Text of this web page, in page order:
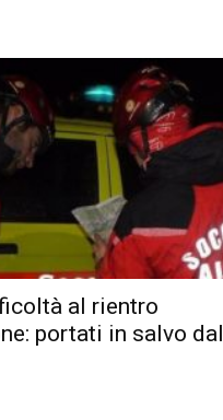
al rientro
portati in salvo dal